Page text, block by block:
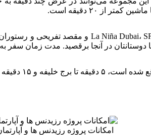
از ۲۰ دقیقه است.
امکانات پروژه رزیدنس ها و